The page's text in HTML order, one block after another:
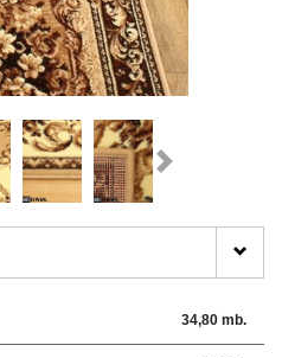
34,80 mb.